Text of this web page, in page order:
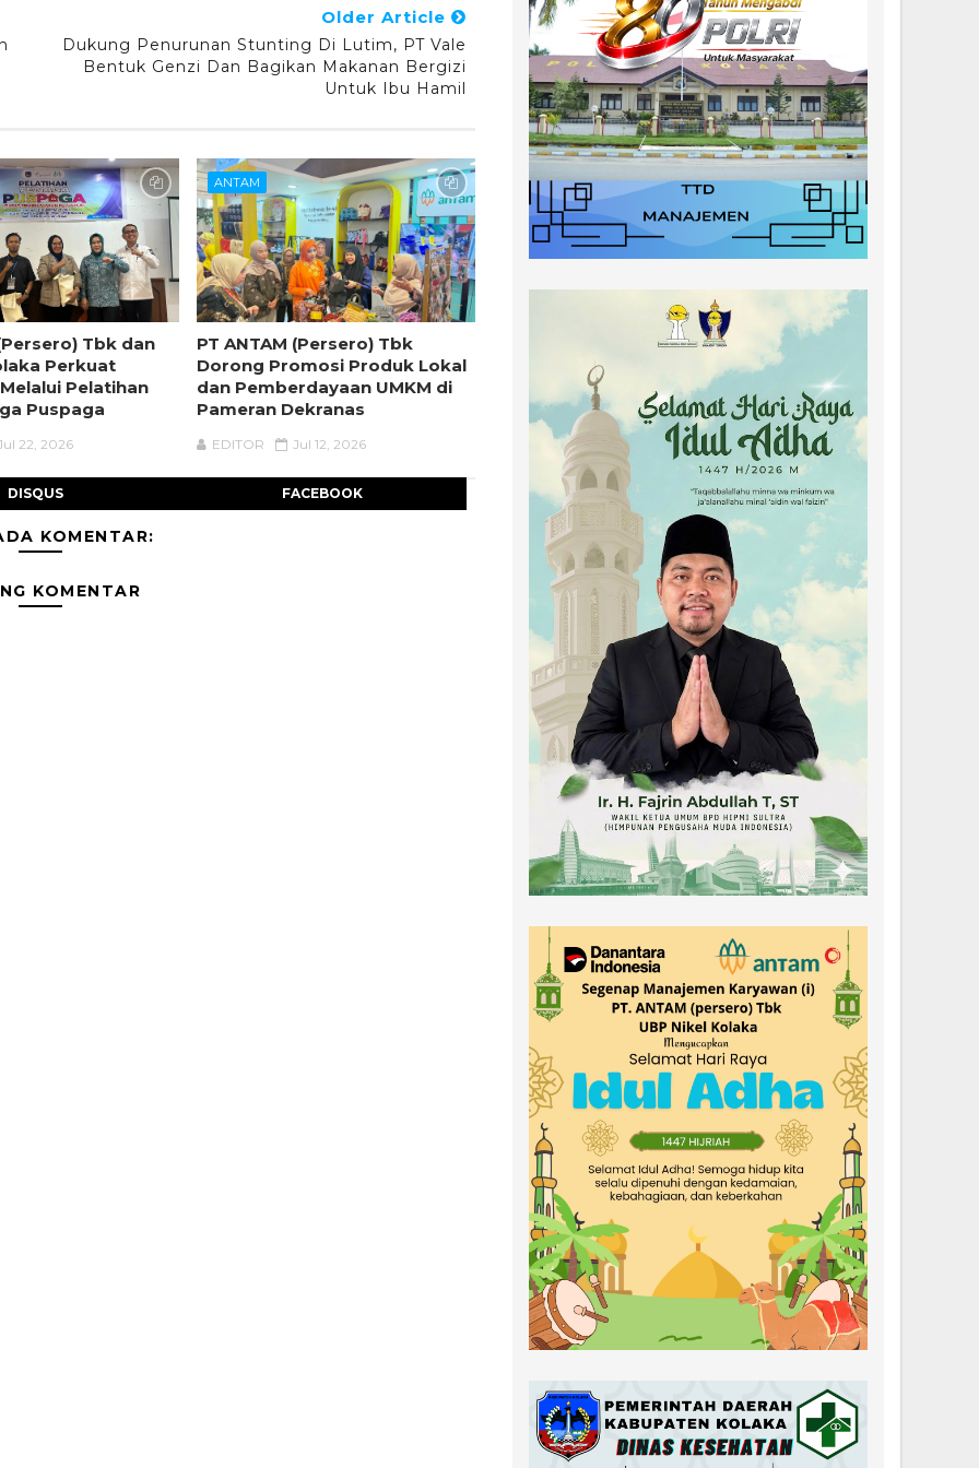
Older Article
Dukung Penurunan Stunting Di Lutim, PT Vale
Bentuk Genzi Dan Bagikan Makanan Bergizi
Untuk Ibu Hamil
Tbk dan
Perkuat
Pelatihan
Puspaga
22, 2026
ANTAM
PT ANTAM (Persero) Tbk
Dorong Promosi Produk Lokal
dan Pemberdayaan UMKM di
Pameran Dekranas
EDITOR Jul 12, 2026
DISQUS FACEBOOK
KOMENTAR:
KOMENTAR